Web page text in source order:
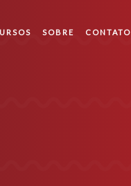
SOBRE CONTATO